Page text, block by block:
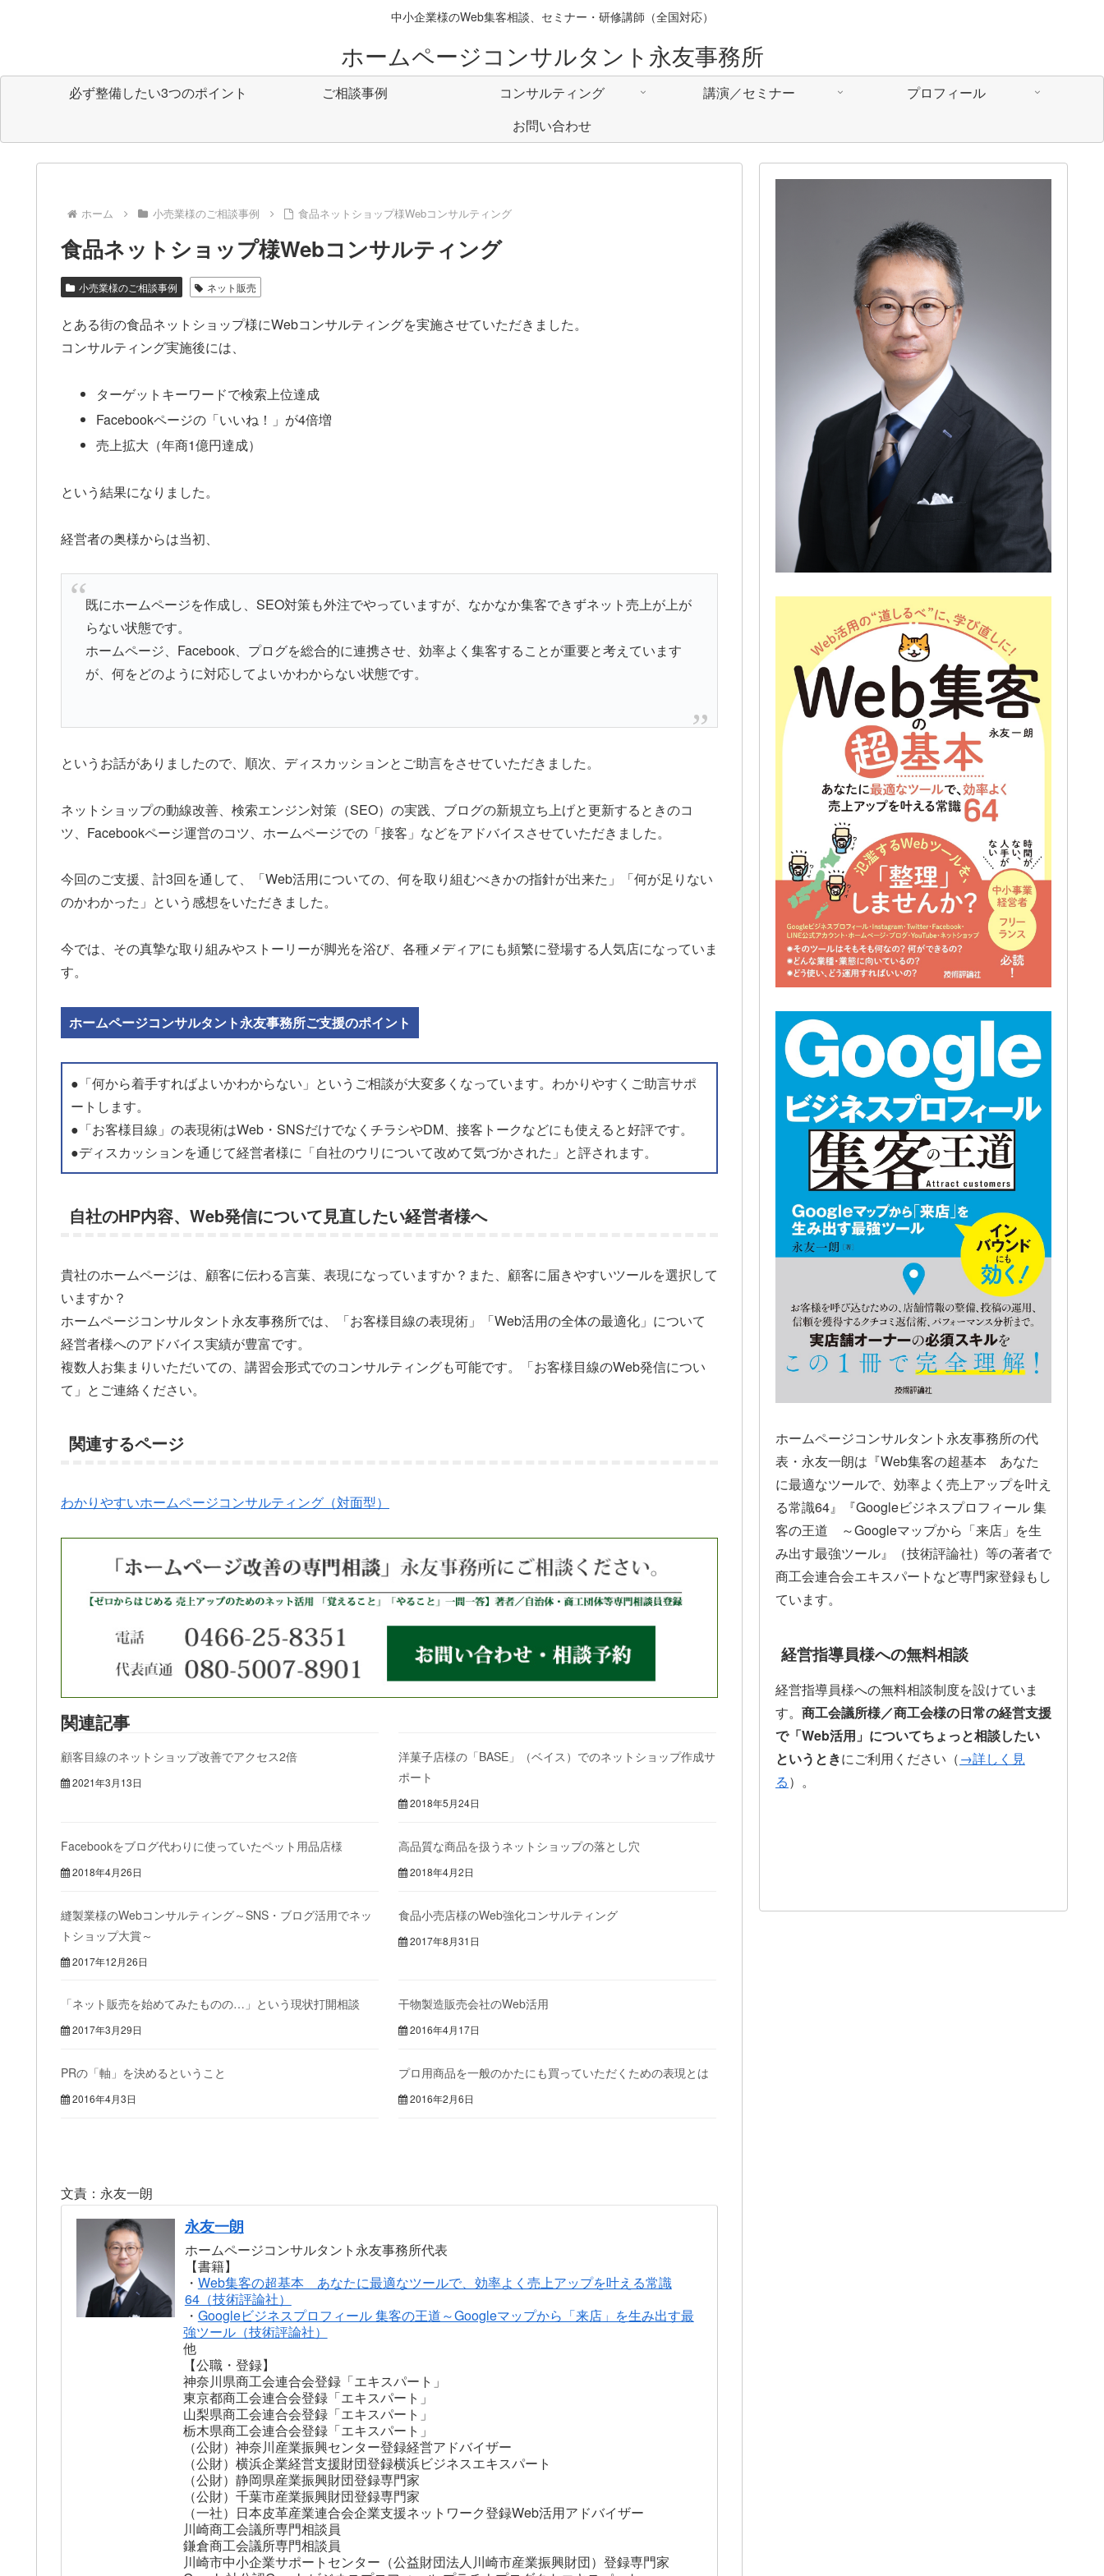
中小企業様のWeb集客相談、セミナー・研修講師（全国対応）
ホームページコンサルタント永友事務所
必ず整備したい3つのポイント ご相談事例 コンサルティング 講演／セミナー
プロフィール
お問い合わせ
ホーム 小売業様のご相談事例 食品ネットショップ様Webコンサルティング
食品ネットショップ様Webコンサルティング
小売業様のご相談事例 ネット販売
とある街の食品ネットショップ様にWebコンサルティングを実施させていただきました。
コンサルティング実施後には、
ターゲットキーワードで検索上位達成
Facebookページの「いいね！」が4倍増
売上拡大（年商1億円達成）
という結果になりました。
経営者の奥様からは当初、
既にホームページを作成し、SEO対策も外注でやっていますが、なかなか集客できずネット売上が上が
らない状態です。
ホームページ、Facebook、プログを総合的に連携させ、効率よく集客することが重要と考えています
が、何をどのように対応してよいかわからない状態です。
というお話がありましたので、順次、ディスカッションとご助言をさせていただきました。
ネットショップの動線改善、検索エンジン対策（SEO）の実践、ブログの新規立ち上げと更新するときのコ
ツ、Facebookページ運営のコツ、ホームページでの「接客」などをアドバイスさせていただきました。
今回のご支援、計3回を通して、「Web活用についての、何を取り組むべきかの指針が出来た」「何が足りない
のかわかった」という感想をいただきました。
今では、その真摯な取り組みやストーリーが脚光を浴び、各種メディアにも頻繁に登場する人気店になっていま
す。
ホームページコンサルタント永友事務所ご支援のポイント
●「何から着手すればよいかわからない」というご相談が大変多くなっています。わかりやすくご助言サポ
ートします。
●「お客様目線」の表現術はWeb・SNSだけでなくチラシやDM、接客トークなどにも使えると好評です。
●ディスカッションを通じて経営者様に「自社のウリについて改めて気づかされた」と評されます。
自社のHP内容、Web発信について見直したい経営者様へ
貴社のホームページは、顧客に伝わる言葉、表現になっていますか？また、顧客に届きやすいツールを選択して
いますか？
ホームページコンサルタント永友事務所では、「お客様目線の表現術」「Web活用の全体の最適化」について
経営者様へのアドバイス実績が豊富です。
複数人お集まりいただいての、講習会形式でのコンサルティングも可能です。「お客様目線のWeb発信につい
て」とご連絡ください。
関連するページ
わかりやすいホームページコンサルティング（対面型）
関連記事
顧客目線のネットショップ改善でアクセス2倍
2021年3月13日
洋菓子店様の「BASE」（ベイス）でのネットショップ作成サ
ポート
2018年5月24日
Facebookをブログ代わりに使っていたペット用品店様
2018年4月26日
高品質な商品を扱うネットショップの落とし穴
2018年4月2日
縫製業様のWebコンサルティング～SNS・ブログ活用でネッ
トショップ大賞～
2017年12月26日
食品小売店様のWeb強化コンサルティング
2017年8月31日
「ネット販売を始めてみたものの…」という現状打開相談
2017年3月29日
干物製造販売会社のWeb活用
2016年4月17日
PRの「軸」を決めるということ
2016年4月3日
プロ用商品を一般のかたにも買っていただくための表現とは
2016年2月6日
文責：永友一朗
永友一朗
ホームページコンサルタント永友事務所代表
【書籍】
・ Web集客の超基本 あなたに最適なツールで、効率よく売上アップを叶える常識
64（技術評論社）
・ Googleビジネスプロフィール 集客の王道～Googleマップから「来店」を生み出す最
強ツール（技術評論社）
他
【公職・登録】
神奈川県商工会連合会登録「エキスパート」
東京都商工会連合会登録「エキスパート」
山梨県商工会連合会登録「エキスパート」
栃木県商工会連合会登録「エキスパート」
（公財）神奈川産業振興センター登録経営アドバイザー
（公財）横浜企業経営支援財団登録横浜ビジネスエキスパート
（公財）静岡県産業振興財団登録専門家
（公財）千葉市産業振興財団登録専門家
（一社）日本皮革産業連合会企業支援ネットワーク登録Web活用アドバイザー
川崎商工会議所専門相談員
鎌倉商工会議所専門相談員
川崎市中小企業サポートセンター（公益財団法人川崎市産業振興財団）登録専門家
ホームページコンサルタント永友事務所の代
表・永友一朗は『Web集客の超基本 あなた
に最適なツールで、効率よく売上アップを叶え
る常識64』『Googleビジネスプロフィール 集
客の王道 ～Googleマップから「来店」を生
み出す最強ツール』（技術評論社）等の著者で
商工会連合会エキスパートなど専門家登録もし
ています。
経営指導員様への無料相談
経営指導員様への無料相談制度を設けていま
す。 商工会議所様／商工会様の日常の経営支援
で「Web活用」についてちょっと相談したい
というときにご利用ください（→詳しく見
る）。